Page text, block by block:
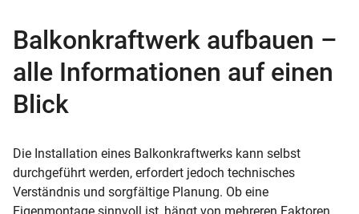
Balkonkraftwerk aufbauen –
alle Informationen auf einen
Blick
Die Installation eines Balkonkraftwerks kann selbst
durchgeführt werden, erfordert jedoch technisches
Verständnis und sorgfältige Planung. Ob eine